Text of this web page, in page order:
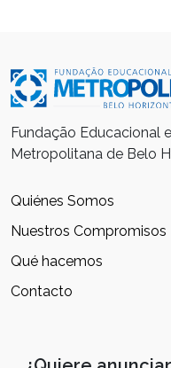
Fundação Educacional
Metropolitana de Belo
Quiénes Somos
Nuestros Compromisos
Qué hacemos
Contacto